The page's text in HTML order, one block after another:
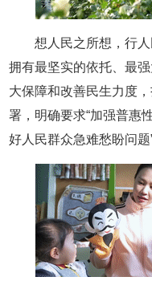
想人民之所想，行
拥有最坚实的依托、最强
大保障和改善民生力度
署，明确要求“加强普惠
好人民群众急难愁盼问题”